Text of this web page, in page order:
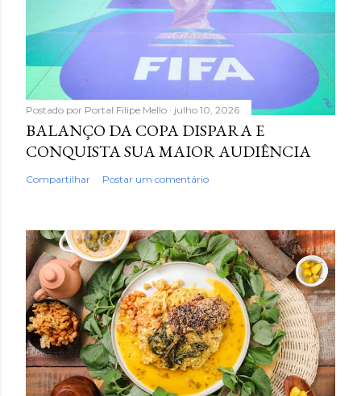
Postado por Portal Filipe Mello julho 10, 2026
BALANÇO DA COPA DISPARA E
CONQUISTA SUA MAIOR AUDIÊNCIA
Compartilhar Postar um comentário